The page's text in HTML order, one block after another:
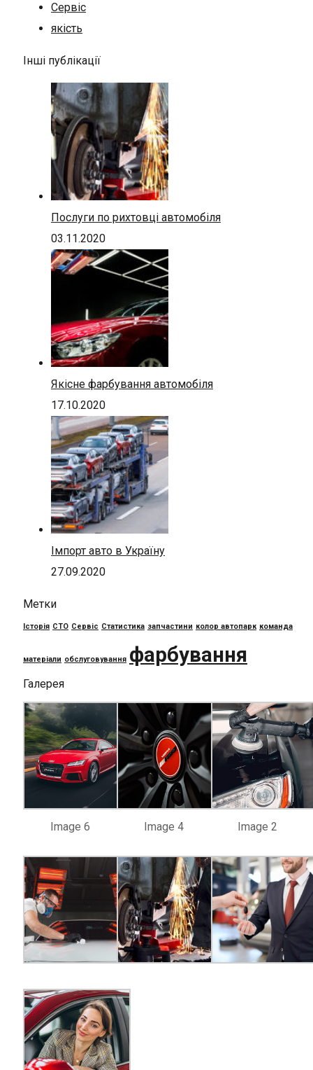
Сервіс
якість
Інші публікації
Послуги по рихтовці автомобіля
03.11.2020
Якісне фарбування автомобіля
17.10.2020
Імпорт авто в Україну
27.09.2020
Метки
Історія СТО Сервіс Статистика запчастини колор автопарк команда
матеріали обслуговування фарбування
Галерея
Image 6 Image 4 Image 2